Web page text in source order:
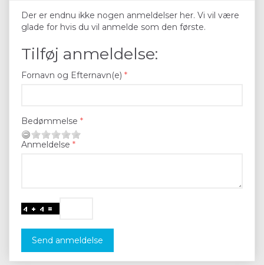
Der er endnu ikke nogen anmeldelser her. Vi vil være
glade for hvis du vil anmelde som den første.
Tilføj anmeldelse:
Fornavn og Efternavn(e)
Bedømmelse
Anmeldelse
Send anmeldelse